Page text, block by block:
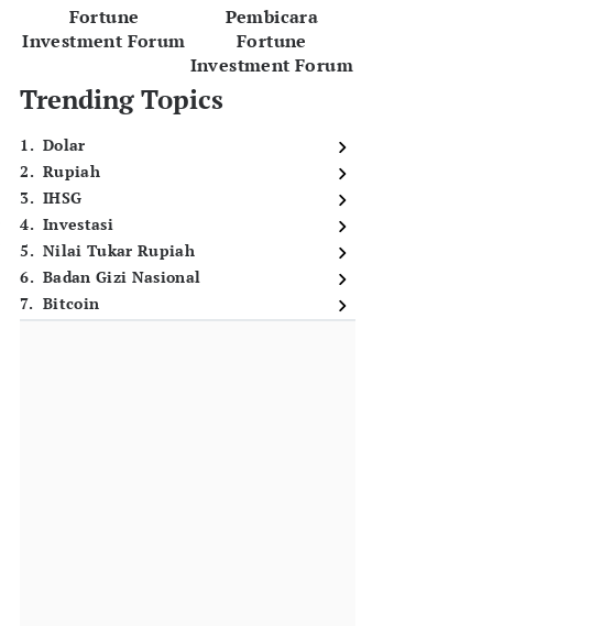
Fortune
Investment Forum
Pembicara
Fortune
Investment Forum
Trending Topics
1. Dolar
2. Rupiah
3. IHSG
4. Investasi
5. Nilai Tukar Rupiah
6. Badan Gizi Nasional
7. Bitcoin